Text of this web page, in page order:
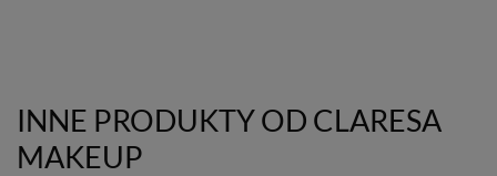
INNE PRODUKTY OD CLARESA
MAKEUP